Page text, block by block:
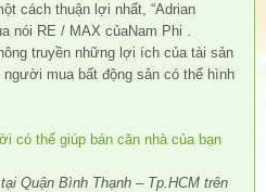
cách thuận lợi nhất, “Adrian
nói RE / MAX củaNam Phi .
truyền những lợi ích của tài sản
mua bất động sản có thể hình
Quận Bình Thạnh – Tp.HCM trên